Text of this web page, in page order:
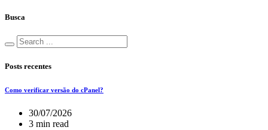
Busca
Posts recentes
Como verificar versão do cPanel?
30/07/2026
3 min read